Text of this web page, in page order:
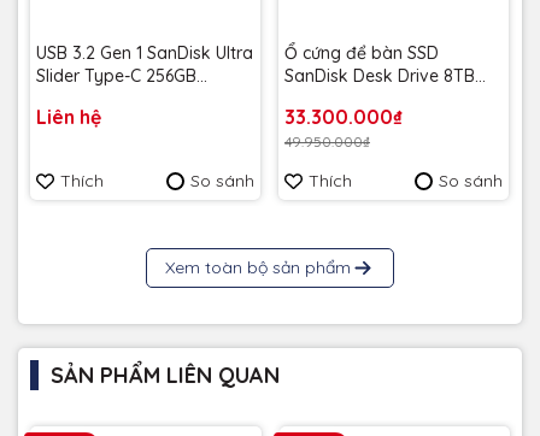
USB 3.2 Gen 1 SanDisk Ultra
Slider Type-C 256GB
G46 - Bảo hành 5 năm
Liên hệ
Thích So sánh
Ổ cứng để bàn SSD
SanDisk Desk Drive 8TB
SDSSDT40C-8T00-A25 -
Bảo Hành 3 năm
33.300.000₫
49.950.000₫
Thích So sánh
Xem toàn bộ sản phẩm
SẢN PHẨM LIÊN QUAN